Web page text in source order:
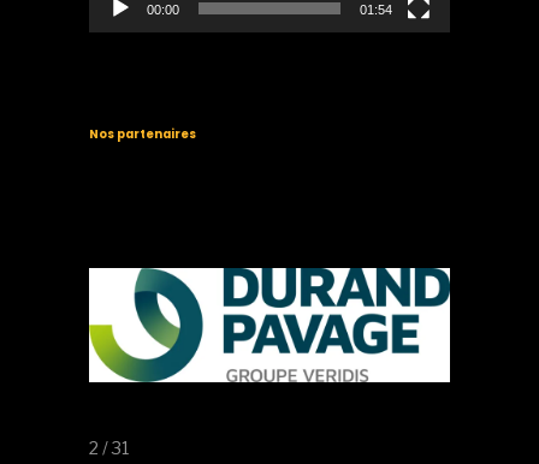
00:00 01:54
Nos partenaires
2 / 31